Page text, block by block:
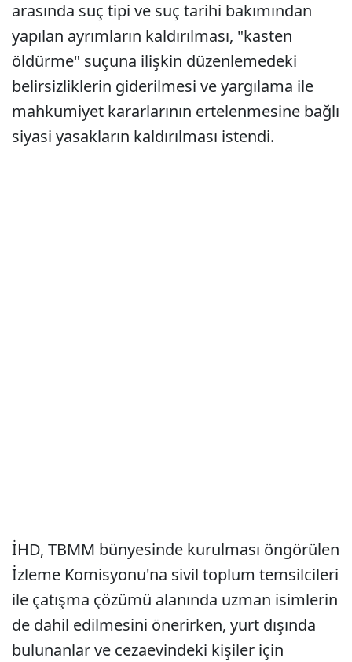
arasında suç tipi ve suç tarihi bakımından
yapılan ayrımların kaldırılması, "kasten
öldürme" suçuna ilişkin düzenlemedeki
belirsizliklerin giderilmesi ve yargılama ile
mahkumiyet kararlarının ertelenmesine bağlı
siyasi yasakların kaldırılması istendi.
İHD, TBMM bünyesinde kurulması öngörülen
İzleme Komisyonu'na sivil toplum temsilcileri
ile çatışma çözümü alanında uzman isimlerin
de dahil edilmesini önerirken, yurt dışında
bulunanlar ve cezaevindeki kişiler için